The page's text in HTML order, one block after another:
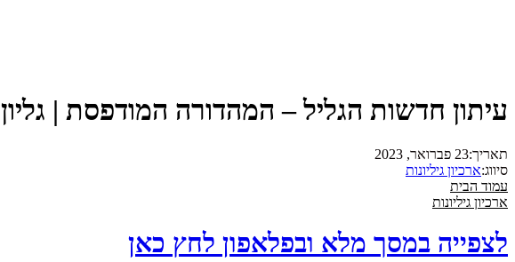
עיתון חדשות הגליל – המהדורה המודפסת | גליון 888
תאריך:23 פברואר, 2023
סיווג:ארכיון גיליונות
עמוד הבית
ארכיון גיליונות
לצפייה במסך מלא ובפלאפון לחץ כאן